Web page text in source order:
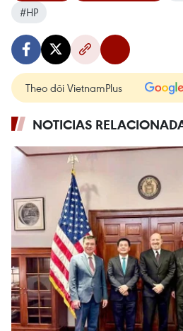
#HP
Theo dõi VietnamPlus
NOTICIAS